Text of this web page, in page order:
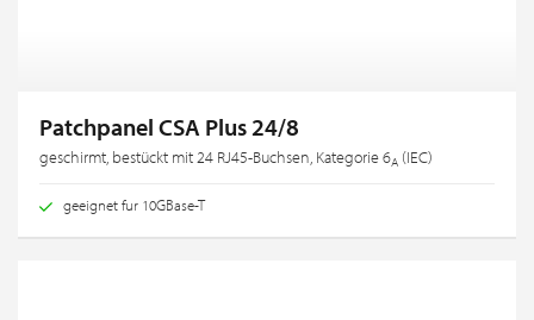
Patchpanel CSA Plus 24/8
geschirmt, bestückt mit 24 RJ45-Buchsen, Kategorie 6A (IEC)
geeignet fur 10GBase-T